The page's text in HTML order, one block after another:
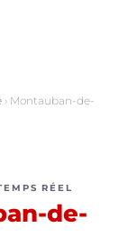
› Montauban-de-
RÉEL
de-